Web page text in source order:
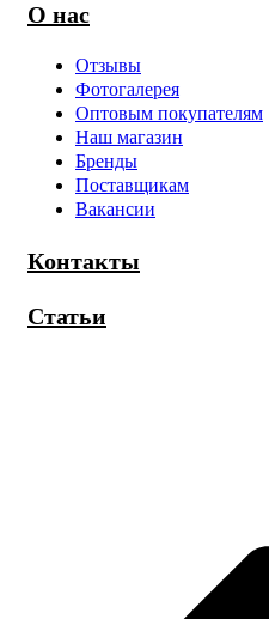
О нас
Отзывы
Фотогалерея
Оптовым покупателям
Наш магазин
Бренды
Поставщикам
Вакансии
Контакты
Статьи